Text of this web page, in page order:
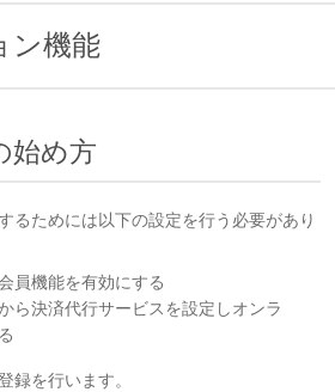
ン機能
始め方
るためには以下の設定を行う必要があり
員機能を有効にする
ら決済代行サービスを設定しオンラ
録を行います。